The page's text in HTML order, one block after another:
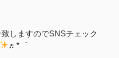
しますのでSNSチェック
♬*゜